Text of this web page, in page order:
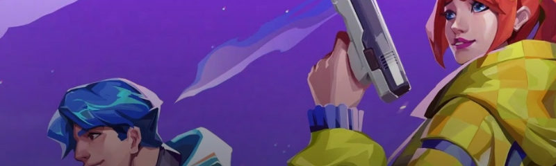
Uptodown